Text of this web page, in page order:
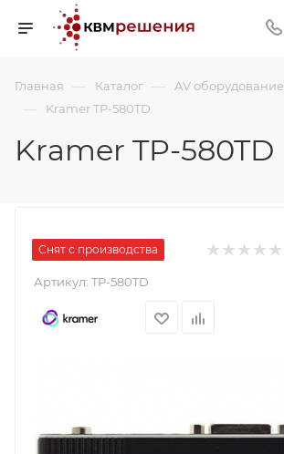
Главная — Каталог — AV оборудование
— Kramer TP-580TD
Kramer TP-580TD
Снят с производства
Артикул: TP-580TD